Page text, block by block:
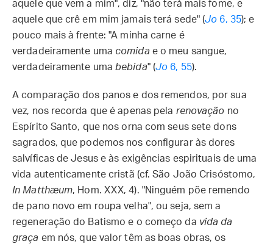
aquele que vem a mim", diz, "não terá mais fome, e
aquele que crê em mim jamais terá sede" (Jo 6, 35); e
pouco mais à frente: "A minha carne é
verdadeiramente uma comidae o meu sangue,
verdadeiramente umabebida" (Jo 6, 55).
A comparação dos panos e dos remendos, por sua
vez, nos recorda que é apenas pela renovação no
Espírito Santo, que nos orna com seus sete dons
sagrados, que podemos nos configurar às dores
salvíficas de Jesus e às exigências espirituais de uma
vida autenticamente cristã (cf. São João Crisóstomo,
In Matthæum, Hom. XXX, 4). "Ninguém põe remendo
de pano novo em roupa velha", ou seja, sem a
regeneração do Batismo e o começo da vida da
graça em nós, que valor têm as boas obras, os